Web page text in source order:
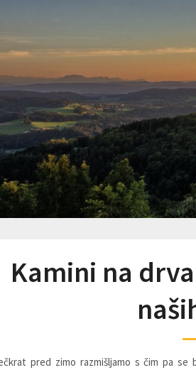
Kamini na
pred zimo razmišljamo s čim pa